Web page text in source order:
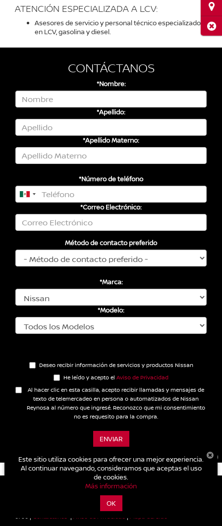
ATENCIÓN ESPECIALIZADA A LCV:
Asesores de servicio y personal técnico especializado
en LCV, gasolina y diesel.
CONTÁCTANOS
*Nombre:
*Apellido:
*Apellido Materno:
*Número de teléfono
*Correo Electrónico:
Método de contacto preferido
*Marca:
*Modelo:
Deseo recibir información de servicios y productos Nissan
He leído y acepto el Aviso de Privacidad
Al hacer clic en esta casilla, acepto recibir llamadas y mensajes de
texto de telemercadeo en persona o automatizados de Nissan
Reynosa al número que ingresé. Reconozco que mi consentimiento
no es requesito para la compra.
ENVIAR
×
¡Hola! Soy Miranda, estoy
aquí para ayudarte.
México88710
0760 | Contáctanos | Aviso de Privacidad | Mapa del sitio
Este sitio utiliza cookies para ofrecer una mejor experiencia.
Al continuar navegando, consideramos que aceptas el uso
de cookies.
Más información
OK